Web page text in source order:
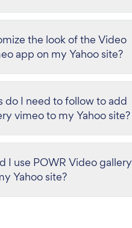
the look of the Video
app on my Yahoo site?
do I need to follow to add
vimeo to my Yahoo site?
I use POWR Video gallery
Yahoo site?